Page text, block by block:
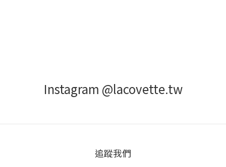
Instagram @lacovette.tw
追蹤我們